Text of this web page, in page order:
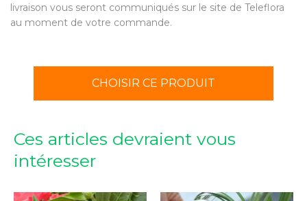
livraison vous seront communiqués sur le site de Teleflora
au moment de votre commande.
CHOISIR CE PRODUIT
Ces articles devraient vous
intéresser